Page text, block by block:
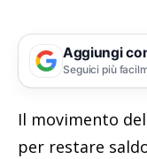
Aggiungi
Seguici più
Il movimento del
per restare